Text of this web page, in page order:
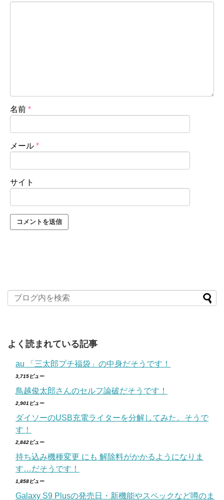
名前 *
メール *
サイト
よく読まれている記事
au 「三太郎プチ福袋」の中身だそうです！
3,715ビュー
鳥越俊太郎さんのセルフ論破だそうです！
2,901ビュー
ダイソーのUSB充電ライターを分解してみた。そうで
す！
2,842ビュー
持ち込み機種変更 にも 解除料がかかるようになりま
す…だそうです！
1,858ビュー
Galaxy S9 Plusの発売日・新機能やスペックなど噂のま